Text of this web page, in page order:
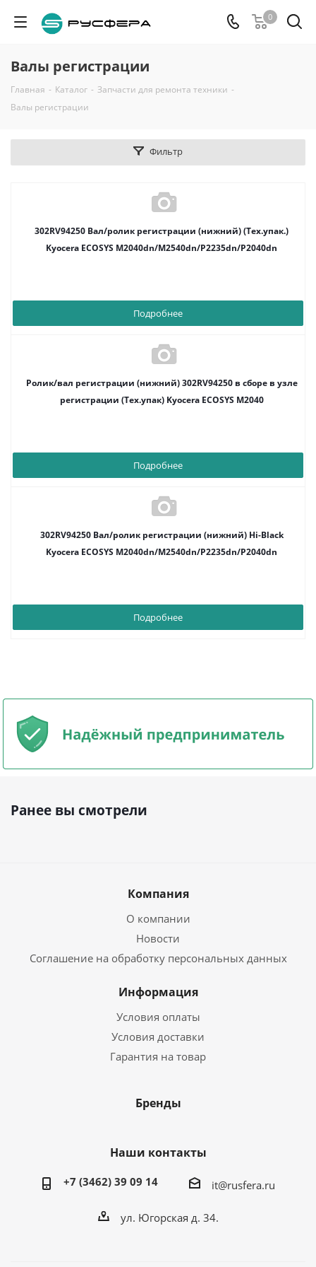
0
Валы регистрации
Главная - Каталог - Запчасти для ремонта техники -
Валы регистрации
Фильтр
302RV94250 Вал/ролик регистрации (нижний) (Тех.упак.)
Kyocera ECOSYS M2040dn/M2540dn/P2235dn/P2040dn
Подробнее
Ролик/вал регистрации (нижний) 302RV94250 в сборе в узле
регистрации (Тех.упак) Kyocera ECOSYS M2040
Подробнее
302RV94250 Вал/ролик регистрации (нижний) Hi-Black
Kyocera ECOSYS M2040dn/M2540dn/P2235dn/P2040dn
Подробнее
Ранее вы смотрели
Компания
О компании
Новости
Соглашение на обработку персональных данных
Информация
Условия оплаты
Условия доставки
Гарантия на товар
Бренды
Наши контакты
+7 (3462) 39 09 14 it@rusfera.ru
ул. Югорская д. 34.